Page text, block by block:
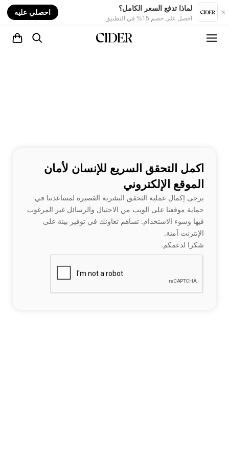
لماذا تدفع السعر الكامل؟
احصل على خصم 15% في التطبيق
احصلي عليه
اكمل التحقق السريع للإنسان لأمان
الموقع الإلكتروني
يرجى إكمال عملية التحقق البشرية القصيرة لمساعدتنا في
حماية موقعنا على الويب من الاحتيال والرسائل غير المرغوب
فيها وسوء الاستخدام. تساهم تعاونك في توفير بيئة على
الإنترنت آمنة.
شكرا لدعمكم.